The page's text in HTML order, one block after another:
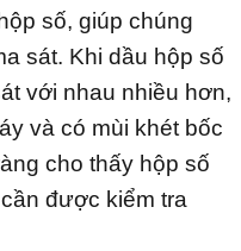
số, giúp chúng
sát. Khi dầu hộp số
với nhau nhiều hơn,
và có mùi khét bốc
cho thấy hộp số
được kiểm tra